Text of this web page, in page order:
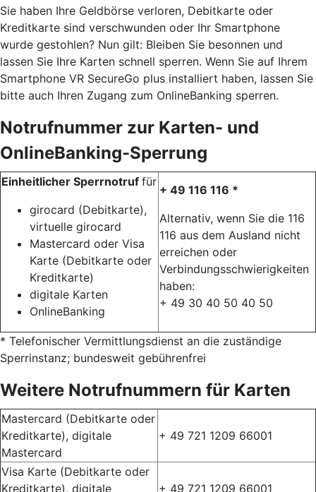
Sie haben Ihre Geldbörse verloren, Debitkarte oder
Kreditkarte sind verschwunden oder Ihr Smartphone
wurde gestohlen? Nun gilt: Bleiben Sie besonnen und
lassen Sie Ihre Karten schnell sperren. Wenn Sie auf Ihrem
Smartphone VR SecureGo plus installiert haben, lassen Sie
bitte auch Ihren Zugang zum OnlineBanking sperren.
Notrufnummer zur Karten- und
OnlineBanking-Sperrung
Einheitlicher Sperrnotruf für
girocard (Debitkarte),
virtuelle girocard
Mastercard oder Visa
Karte (Debitkarte oder
Kreditkarte)
digitale Karten
OnlineBanking
+ 49 116 116 *
Alternativ, wenn Sie die 116
116 aus dem Ausland nicht
erreichen oder
Verbindungsschwierigkeiten
haben:
+ 49 30 40 50 40 50
* Telefonischer Vermittlungsdienst an die zuständige
Sperrinstanz; bundesweit gebührenfrei
Weitere Notrufnummern für Karten
Mastercard (Debitkarte oder
Kreditkarte), digitale
Mastercard
+ 49 721 1209 66001
Visa Karte (Debitkarte oder
Kreditkarte), digitale
+ 49 721 1209 66001